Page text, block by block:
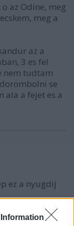
az Odine, meg
meg a
az a
3 es fel
nem tudtam
se
ala a fejet es a
ez a nyugdij
hogy, ferjem